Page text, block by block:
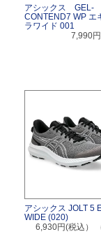
アシックス GEL-
CONTEND7 WP エ
ラワイド 001
7,990円
アシックス JOLT 5
WIDE (020)
6,930円(税込）